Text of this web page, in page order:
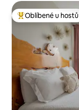
Nejlepší v kategorii
Oblíbené u hostů